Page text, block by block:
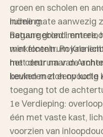
groen en scholen en
ruime mate aanwezig
natuurgebied
winkelcentrum
het centrum van
bevinden zich op korte
Indeling:
Begane grond:
met fontein. Royale
met deur naar de
keuken met eenvoudig
toegang tot de
1e Verdieping:
één met vaste kast,